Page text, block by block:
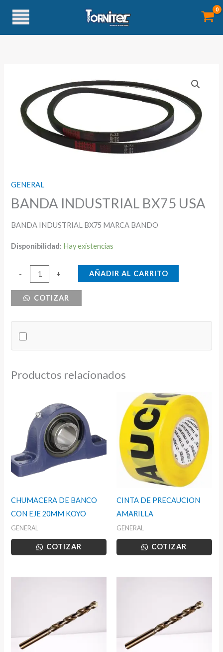
contenido
GENERAL
BANDA INDUSTRIAL BX75 USA
BANDA INDUSTRIAL BX75 MARCA BANDO
Disponibilidad: Hay existencias
-
INDUSTRIAL
BX75
+ AÑADIR AL CARRITO
COTIZAR
Productos relacionados
CHUMACERA DE BANCO
CON EJE 20MM KOYO
GENERAL
COTIZAR
CINTA DE PRECAUCION
AMARILLA
GENERAL
COTIZAR